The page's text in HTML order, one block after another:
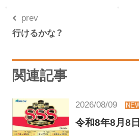
prev
行けるかな？
関連記事
2026/08/09
令和8年8月8日